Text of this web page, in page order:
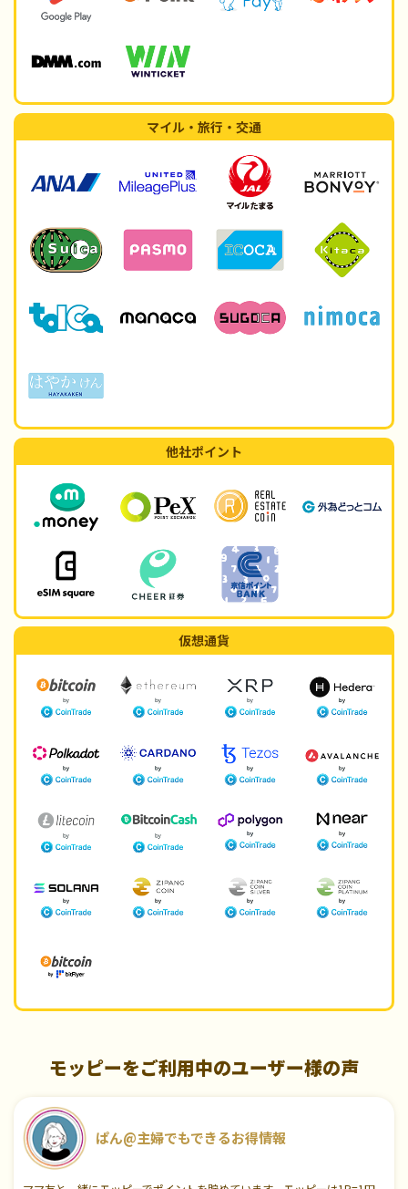
マイル・旅行・交通
他社ポイント
仮想通貨
モッピーをご利用中のユーザー様の声
ぱん@主婦でもできるお得情報